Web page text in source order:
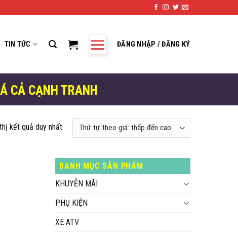
TIN TỨC ĐĂNG NHẬP / ĐĂNG KÝ
CẢ CẠNH TRANH
kết quả duy nhất
DANH MỤC SẢN PHẨM
KHUYỄN MÃI
PHỤ KIỆN
XE ATV